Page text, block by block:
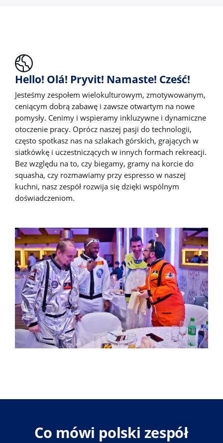
Hello! Olá! Pryvit! Namaste! Cześć!
Jesteśmy zespołem wielokulturowym, zmotywowanym,
ceniącym dobrą zabawę i zawsze otwartym na nowe
pomysły. Cenimy i wspieramy inkluzywne i dynamiczne
otoczenie pracy. Oprócz naszej pasji do technologii,
często spotkasz nas na szlakach górskich, grających w
siatkówkę i uczestniczących w innych formach rekreacji.
Bez względu na to, czy biegamy, gramy na korcie do
squasha, czy rozmawiamy przy espresso w naszej
kuchni, nasz zespół rozwija się dzięki wspólnym
doświadczeniom.
Co mówi polski zespół